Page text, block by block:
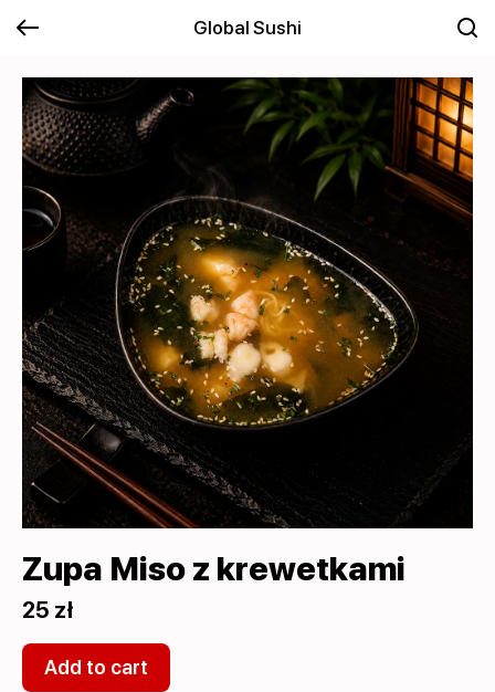
Global Sushi
Zupa Miso z krewetkami
25 zł
Add to cart